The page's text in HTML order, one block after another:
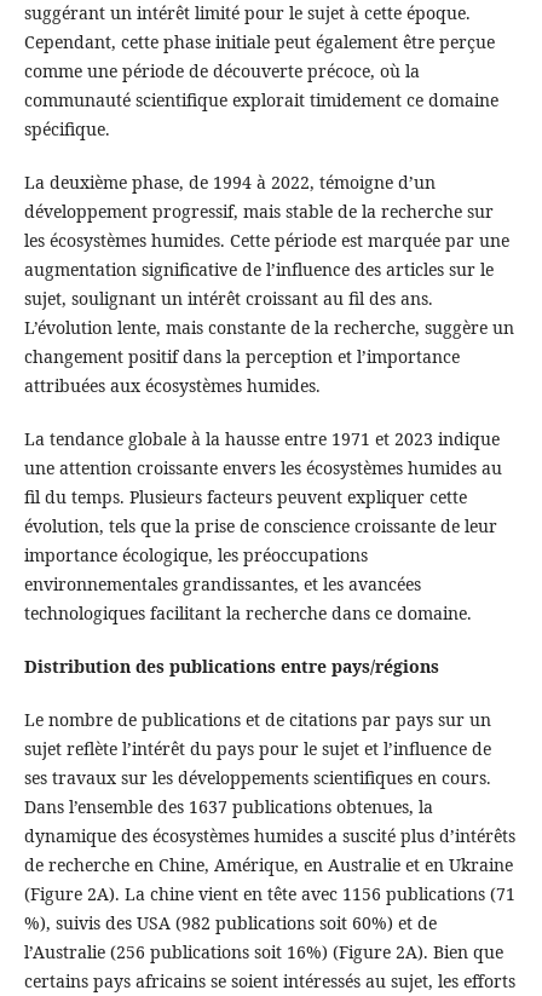
suggérant un intérêt limité pour le sujet à cette époque.
Cependant, cette phase initiale peut également être perçue
comme une période de découverte précoce, où la
communauté scientifique explorait timidement ce domaine
spécifique.
La deuxième phase, de 1994 à 2022, témoigne d’un
développement progressif, mais stable de la recherche sur
les écosystèmes humides. Cette période est marquée par une
augmentation significative de l’influence des articles sur le
sujet, soulignant un intérêt croissant au fil des ans.
L’évolution lente, mais constante de la recherche, suggère un
changement positif dans la perception et l’importance
attribuées aux écosystèmes humides.
La tendance globale à la hausse entre 1971 et 2023 indique
une attention croissante envers les écosystèmes humides au
fil du temps. Plusieurs facteurs peuvent expliquer cette
évolution, tels que la prise de conscience croissante de leur
importance écologique, les préoccupations
environnementales grandissantes, et les avancées
technologiques facilitant la recherche dans ce domaine.
Distribution des publications entre pays/régions
Le nombre de publications et de citations par pays sur un
sujet reflète l’intérêt du pays pour le sujet et l’influence de
ses travaux sur les développements scientifiques en cours.
Dans l’ensemble des 1637 publications obtenues, la
dynamique des écosystèmes humides a suscité plus d’intérêts
de recherche en Chine, Amérique, en Australie et en Ukraine
(Figure 2A). La chine vient en tête avec 1156 publications (71
%), suivis des USA (982 publications soit 60%) et de
l’Australie (256 publications soit 16%) (Figure 2A). Bien que
certains pays africains se soient intéressés au sujet, les efforts